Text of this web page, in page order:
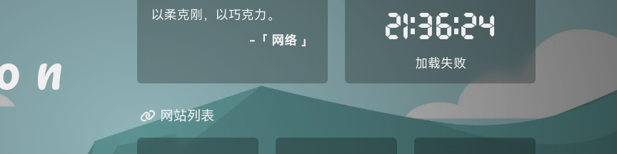
n
以柔克刚，以巧克力。
-「
网络 」 21:36:24
加载失败
网站列表